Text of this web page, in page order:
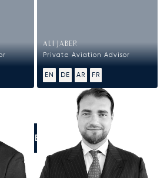
ALI JABER
Private Aviation Advisor
EN DE AR FR
SIE UNS AN